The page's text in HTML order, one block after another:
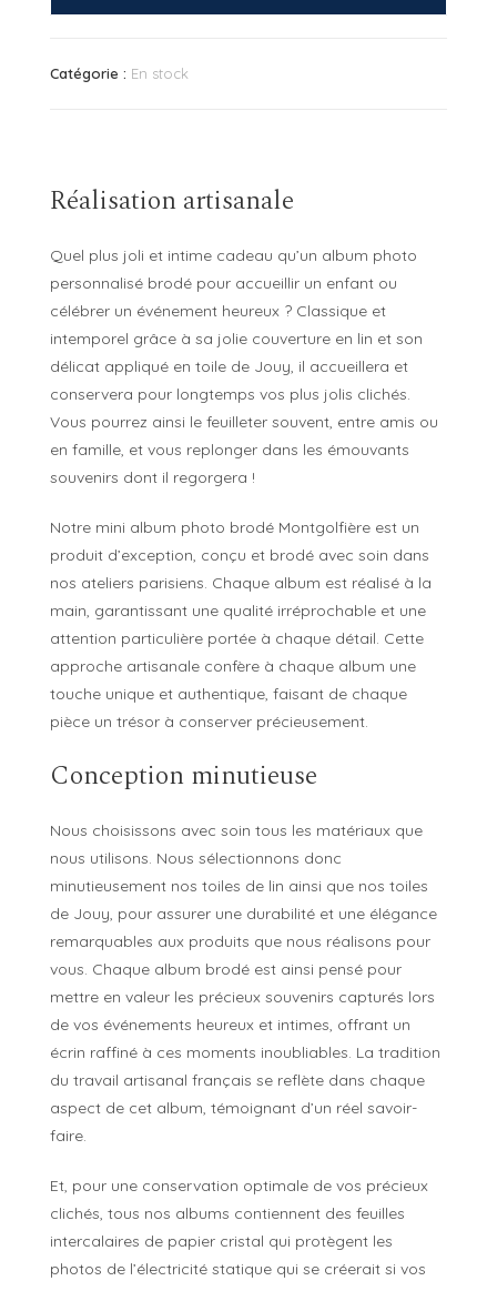
Mini
brodé
Catégorie : En stock
Réalisation artisanale
Quel plus joli et intime cadeau qu’un album photo
personnalisé brodé pour accueillir un enfant ou
célébrer un événement heureux ? Classique et
intemporel grâce à sa jolie couverture en lin et son
délicat appliqué en toile de Jouy, il accueillera et
conservera pour longtemps vos plus jolis clichés.
Vous pourrez ainsi le feuilleter souvent, entre amis ou
en famille, et vous replonger dans les émouvants
souvenirs dont il regorgera !
Notre mini album photo brodé Montgolfière est un
produit d’exception, conçu et brodé avec soin dans
nos ateliers parisiens. Chaque album est réalisé à la
main, garantissant une qualité irréprochable et une
attention particulière portée à chaque détail. Cette
approche artisanale confère à chaque album une
touche unique et authentique, faisant de chaque
pièce un trésor à conserver précieusement.
Conception minutieuse
Nous choisissons avec soin tous les matériaux que
nous utilisons. Nous sélectionnons donc
minutieusement nos toiles de lin ainsi que nos toiles
de Jouy, pour assurer une durabilité et une élégance
remarquables aux produits que nous réalisons pour
vous. Chaque album brodé est ainsi pensé pour
mettre en valeur les précieux souvenirs capturés lors
de vos événements heureux et intimes, offrant un
écrin raffiné à ces moments inoubliables. La tradition
du travail artisanal français se reflète dans chaque
aspect de cet album, témoignant d’un réel savoir-
faire.
Et, pour une conservation optimale de vos précieux
clichés, tous nos albums contiennent des feuilles
intercalaires de papier cristal qui protègent les
photos de l’électricité statique qui se créerait si vos